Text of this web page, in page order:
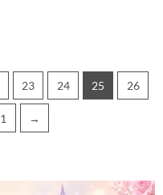
23 24 25 26
→